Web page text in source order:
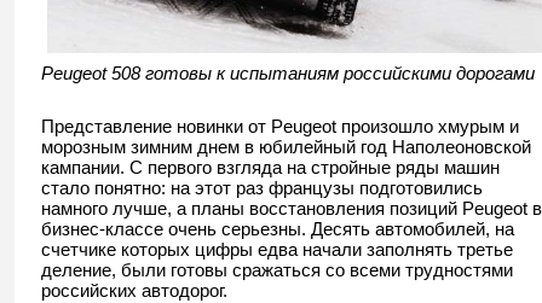
Peugeot 508 готовы к испытаниям российскими дорогами
Представление новинки от Peugeot произошло хмурым и
морозным зимним днем в юбилейный год Наполеоновской
кампании. С первого взгляда на стройные ряды машин
стало понятно: на этот раз французы подготовились
намного лучше, а планы восстановления позиций Peugeot в
бизнес-классе очень серьезны. Десять автомобилей, на
счетчике которых цифры едва начали заполнять третье
деление, были готовы сражаться со всеми трудностями
российских автодорог.